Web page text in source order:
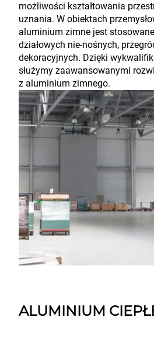
możliwości kształtowania
uznania. W obiektach
aluminium zimne jest
działowych nie-nośnych,
dekoracyjnych. Dzięki
służymy zaawansowanymi
z aluminium zimnego.
ALUMINIUM